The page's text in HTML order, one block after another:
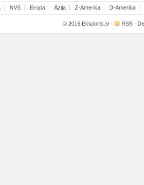
NVS Eiropa Āzija Z-Amerika D-Amerika
© 2016 Eksports.lv · RSS ·